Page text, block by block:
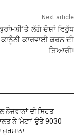
Next article
ਲੱਗੇ ਦੋਸ਼ਾਂ ਵਿਰੁੱਧ
ਕਾਨੂੰਨੀ ਕਾਰਵਾਈ ਕਰਨ ਦੀ
ਤਿਆਰੀ!
ਨੌਜਵਾਨਾਂ ਦੀ ਸਿਹਤ
ਨੇ ‘ਮੇਟਾ’ ਉਤੇ 9030